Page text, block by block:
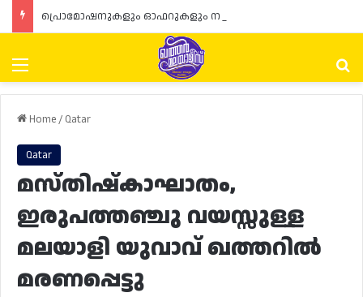
Menu
Home/ Qatar
Qatar
മസ്തിഷ്കാഘാതം,
ഇരുപത്തഞ്ചു വയസ്സുള്ള
മലയാളി യുവാവ് ഖത്തറിൽ
മരണപ്പെട്ടു